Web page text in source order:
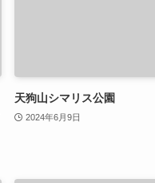
天狗山シマリス公園
2024年6月9日